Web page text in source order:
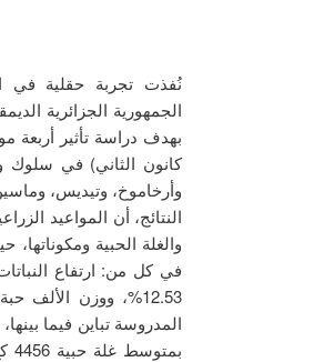
نُفذت تجربة حقلية في
كانون الثاني) في سلوك
وأرخاموخ، وتيديس،
النتائج، أن المواعيد
المدروسة تباين فيما